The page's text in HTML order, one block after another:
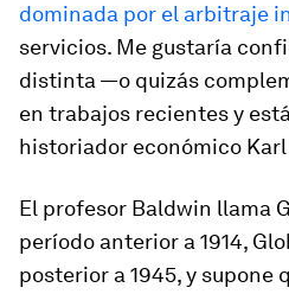
dominada por el arbitraje
servicios. Me gustaría
distinta —o quizás
en trabajos recientes y
historiador económico
El profesor Baldwin llama
período anterior a 1914,
posterior a 1945, y supone